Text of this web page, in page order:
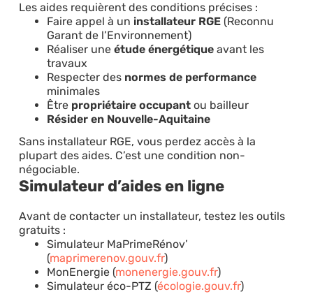
Les aides requièrent des conditions précises :
Faire appel à un installateur RGE(Reconnu
Garant de l’Environnement)
Réaliser une étude énergétiqueavant les
travaux
Respecter des normes de performance
minimales
Être propriétaire occupantou bailleur
Résider en Nouvelle-Aquitaine
Sans installateur RGE, vous perdez accès à la
plupart des aides. C’est une condition non-
négociable.
Simulateur d’aides en ligne
Avant de contacter un installateur, testez les outils
gratuits :
Simulateur MaPrimeRénov’
(maprimerenov.gouv.fr)
MonEnergie (monenergie.gouv.fr)
Simulateur éco-PTZ (écologie.gouv.fr)